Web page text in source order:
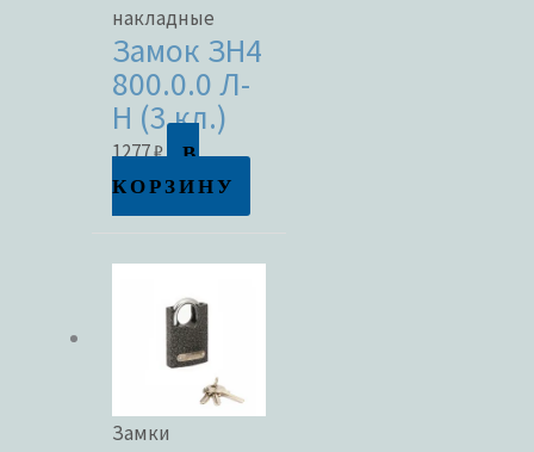
накладные
Замок ЗН4
800.0.0 Л-
Н (3 кл.)
1277₽
В
КОРЗИНУ
Замки